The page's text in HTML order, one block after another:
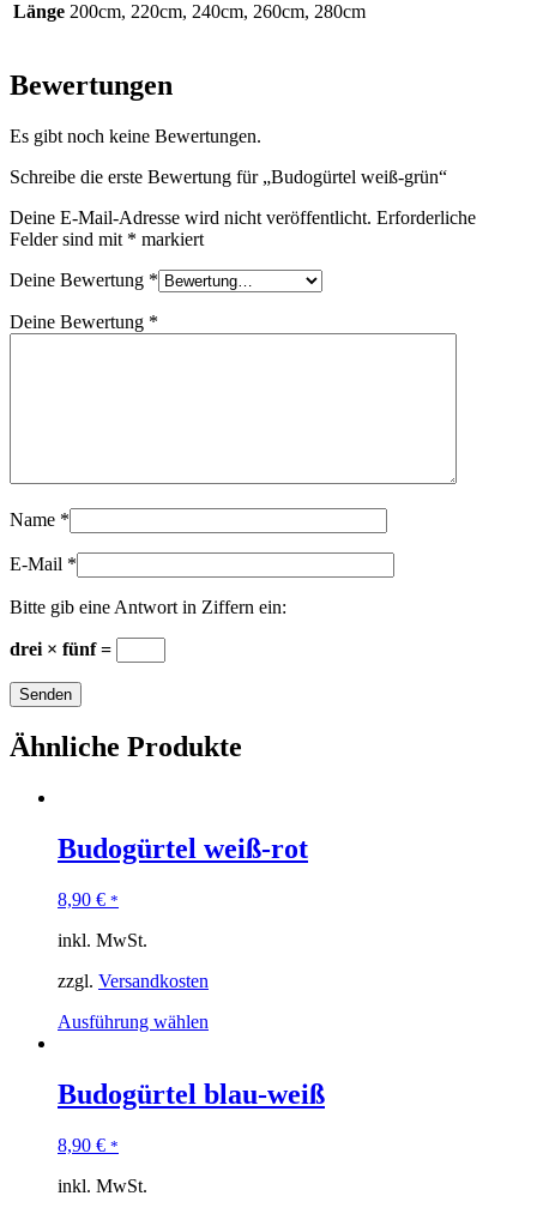
Länge 200cm, 220cm, 240cm, 260cm, 280cm
Bewertungen
Es gibt noch keine Bewertungen.
Schreibe die erste Bewertung für „Budogürtel weiß-grün“
Deine E-Mail-Adresse wird nicht veröffentlicht. Erforderliche
Felder sind mit * markiert
Deine Bewertung *
Deine Bewertung *
Name *
E-Mail *
Bitte gib eine Antwort in Ziffern ein:
drei × fünf =
Ähnliche Produkte
Budogürtel weiß-rot
8,90 € *
inkl. MwSt.
zzgl. Versandkosten
Ausführung wählen
Budogürtel blau-weiß
8,90 € *
inkl. MwSt.